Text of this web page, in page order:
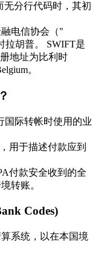
无分行代码时，其初
电信协会（"
拉胡普。 SWIFT是
地址为比利时
。
国际转帐时使用的业
用于描述付款应到
付款安全收到的全
转账。
Codes)
系统，以在本国境